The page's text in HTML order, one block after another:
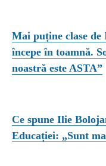
Mai puține clase
începe în toamnă.
noastră este ASTA”
Ce spune Ilie
Educației: „Sunt